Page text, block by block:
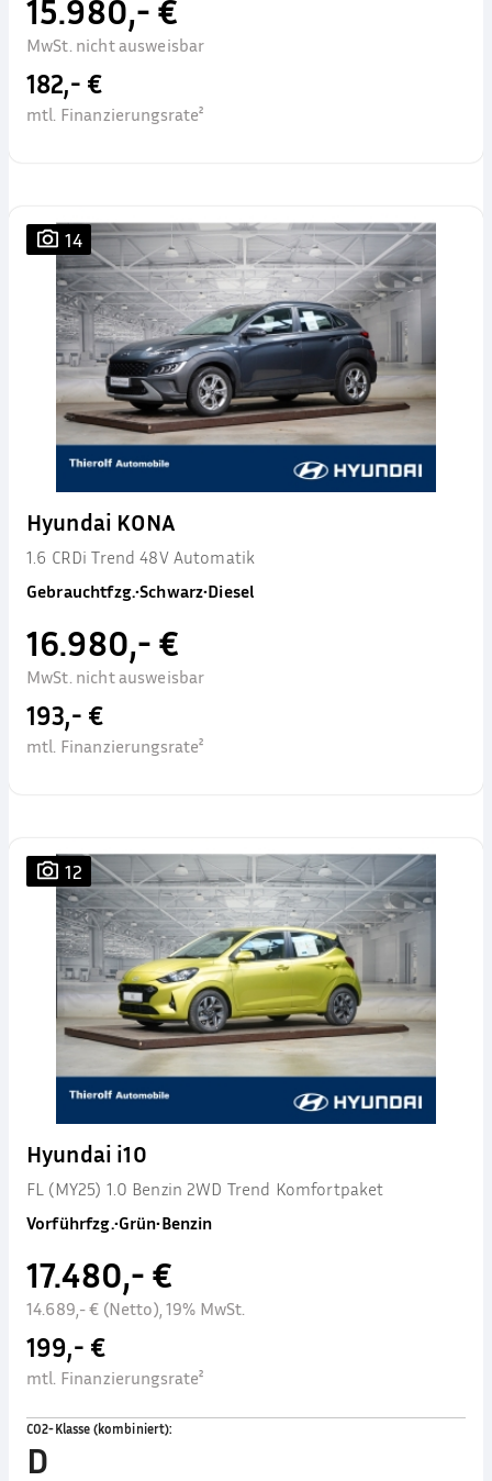
15.980,- €
MwSt. nicht ausweisbar
182,- €
mtl. Finanzierungsrate²
14
Hyundai KONA
1.6 CRDi Trend 48V Automatik
Gebrauchtfzg.•Schwarz•Diesel
16.980,- €
MwSt. nicht ausweisbar
193,- €
mtl. Finanzierungsrate²
12
Hyundai i10
FL (MY25) 1.0 Benzin 2WD Trend Komfortpaket
Vorführfzg.•Grün•Benzin
17.480,- €
14.689,- € (Netto), 19% MwSt.
199,- €
mtl. Finanzierungsrate²
CO2-Klasse (kombiniert):
D